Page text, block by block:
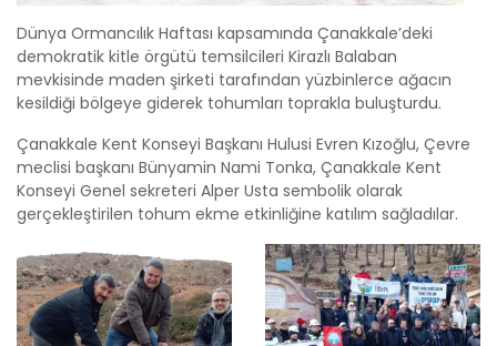
Dünya Ormancılık Haftası kapsamında Çanakkale’deki
demokratik kitle örgütü temsilcileri Kirazlı Balaban
mevkisinde maden şirketi tarafından yüzbinlerce ağacın
kesildiği bölgeye giderek tohumları toprakla buluşturdu.
Çanakkale Kent Konseyi Başkanı Hulusi Evren Kızoğlu, Çevre
meclisi başkanı Bünyamin Nami Tonka, Çanakkale Kent
Konseyi Genel sekreteri Alper Usta sembolik olarak
gerçekleştirilen tohum ekme etkinliğine katılım sağladılar.